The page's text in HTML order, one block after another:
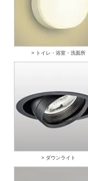
> トイレ・浴室・洗面所
> ダウンライト